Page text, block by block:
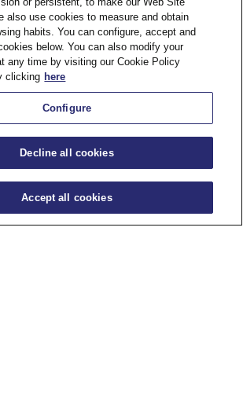
este producto?
al tour del estadio
museo interactivo
agosto y entre el 23 de
de septiembre
se encontrará sin césped.
ser modificadas
fecha y hora del partido
· Acceso
also use cookies to measure and obtain
habits. You can configure, accept and
below. You can also modify your
any time by visiting our Cookie Policy
clicking here
Configure
Decline all cookies
Accept all cookies